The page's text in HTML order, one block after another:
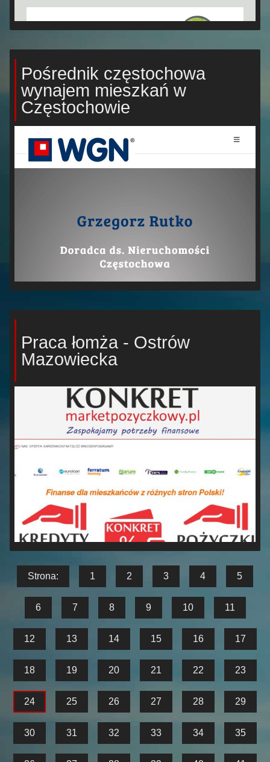
Pośrednik częstochowa
wynajem mieszkań w
Częstochowie
Praca łomża - Ostrów
Mazowiecka
Strona: 1 2 3 4 5
6 7 8 9 10 11
12 13 14 15 16 17
18 19 20 21 22 23
24 25 26 27 28 29
30 31 32 33 34 35